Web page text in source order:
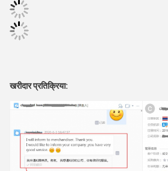
खरीदार प्रतिक्रिया: